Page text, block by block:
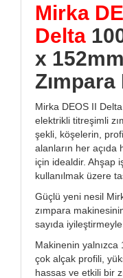
Mirka
Delta
x
Mirka DEOS II
elektrikli titreşimli
şekli, köşelerin,
alanların her açıda
için idealdir. Ahşap
kullanılmak üzere
Güçlü yeni nesil
zımpara
sayıda
Makinenin
çok alçak profili,
hassas ve etkili bir